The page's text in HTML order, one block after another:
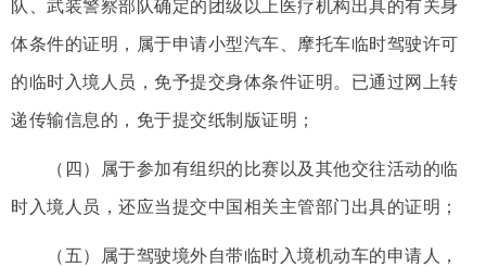
队、武装警察部队确定的团级以上医疗机构出具的有关身
体条件的证明，属于申请小型汽车、摩托车临时驾驶许可
的临时入境人员，免予提交身体条件证明。已通过网上转
递传输信息的，免于提交纸制版证明；
（四）属于参加有组织的比赛以及其他交往活动的临
时入境人员，还应当提交中国相关主管部门出具的证明；
（五）属于驾驶境外自带临时入境机动车的申请人，